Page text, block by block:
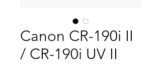
Canon CR-190i II
/ CR-190i UV II